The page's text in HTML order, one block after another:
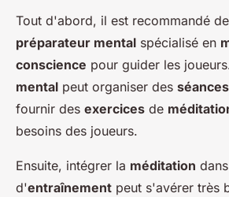
Tout d'abord, il est recommandé
préparateur mental spécialisé en
conscience pour guider les
mental peut organiser des
fournir des exercices de
besoins des joueurs.
Ensuite, intégrer la méditation
d'entraînement peut s'avérer très